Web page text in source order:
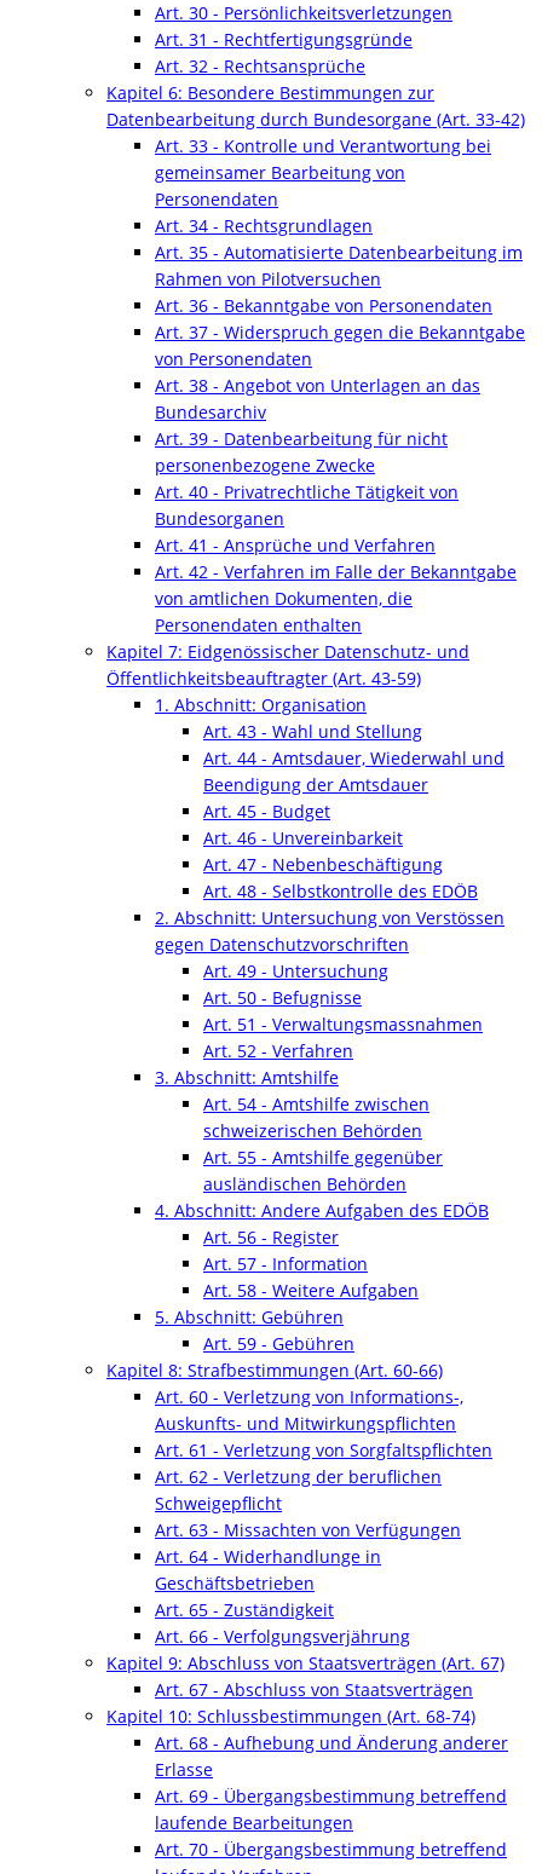
Art. 30 - Persönlichkeitsverletzungen
Art. 31 - Rechtfertigungsgründe
Art. 32 - Rechtsansprüche
Kapitel 6: Besondere Bestimmungen zur
Datenbearbeitung durch Bundesorgane (Art. 33-42)
Art. 33 - Kontrolle und Verantwortung bei
gemeinsamer Bearbeitung von
Personendaten
Art. 34 - Rechtsgrundlagen
Art. 35 - Automatisierte Datenbearbeitung im
Rahmen von Pilotversuchen
Art. 36 - Bekanntgabe von Personendaten
Art. 37 - Widerspruch gegen die Bekanntgabe
von Personendaten
Art. 38 - Angebot von Unterlagen an das
Bundesarchiv
Art. 39 - Datenbearbeitung für nicht
personenbezogene Zwecke
Art. 40 - Privatrechtliche Tätigkeit von
Bundesorganen
Art. 41 - Ansprüche und Verfahren
Art. 42 - Verfahren im Falle der Bekanntgabe
von amtlichen Dokumenten, die
Personendaten enthalten
Kapitel 7: Eidgenössischer Datenschutz- und
Öffentlichkeitsbeauftragter (Art. 43-59)
1. Abschnitt: Organisation
Art. 43 - Wahl und Stellung
Art. 44 - Amtsdauer, Wiederwahl und
Beendigung der Amtsdauer
Art. 45 - Budget
Art. 46 - Unvereinbarkeit
Art. 47 - Nebenbeschäftigung
Art. 48 - Selbstkontrolle des EDÖB
2. Abschnitt: Untersuchung von Verstössen
gegen Datenschutzvorschriften
Art. 49 - Untersuchung
Art. 50 - Befugnisse
Art. 51 - Verwaltungsmassnahmen
Art. 52 - Verfahren
3. Abschnitt: Amtshilfe
Art. 54 - Amtshilfe zwischen
schweizerischen Behörden
Art. 55 - Amtshilfe gegenüber
ausländischen Behörden
4. Abschnitt: Andere Aufgaben des EDÖB
Art. 56 - Register
Art. 57 - Information
Art. 58 - Weitere Aufgaben
5. Abschnitt: Gebühren
Art. 59 - Gebühren
Kapitel 8: Strafbestimmungen (Art. 60-66)
Art. 60 - Verletzung von Informations-,
Auskunfts- und Mitwirkungspflichten
Art. 61 - Verletzung von Sorgfaltspflichten
Art. 62 - Verletzung der beruflichen
Schweigepflicht
Art. 63 - Missachten von Verfügungen
Art. 64 - Widerhandlunge in
Geschäftsbetrieben
Art. 65 - Zuständigkeit
Art. 66 - Verfolgungsverjährung
Kapitel 9: Abschluss von Staatsverträgen (Art. 67)
Art. 67 - Abschluss von Staatsverträgen
Kapitel 10: Schlussbestimmungen (Art. 68-74)
Art. 68 - Aufhebung und Änderung anderer
Erlasse
Art. 69 - Übergangsbestimmung betreffend
laufende Bearbeitungen
Art. 70 - Übergangsbestimmung betreffend